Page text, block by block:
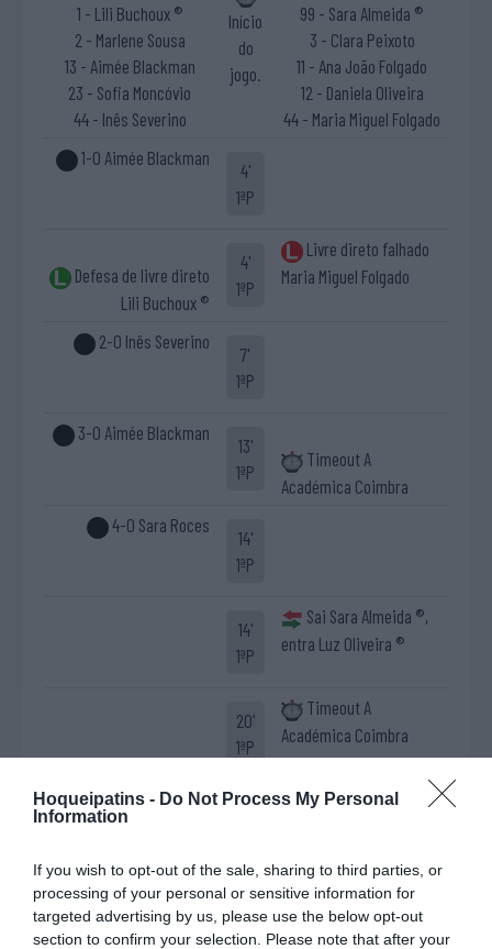
Hoqueipatins - Do Not Process My Personal
Information
If you wish to opt-out of the sale, sharing to third parties, or
processing of your personal or sensitive information for
targeted advertising by us, please use the below opt-out
section to confirm your selection. Please note that after your
1 - Lili Buchoux ®
2 - Marlene Sousa
13 - Aimée Blackman
23 - Sofia Moncóvio
44 - Inês Severino
Início
do
jogo.
99 - Sara Almeida ®
3 - Clara Peixoto
11 - Ana João Folgado
12 - Daniela Oliveira
44 - Maria Miguel Folgado
1-0 Aimée Blackman
4'
1ªP
Defesa de livre direto
Lili Buchoux ®
4'
1ªP
Livre direto falhado
Maria Miguel Folgado
2-0 Inês Severino
7'
1ªP
3-0 Aimée Blackman
13'
1ªP
Timeout A
Académica Coimbra
4-0 Sara Roces
14'
1ªP
14'
1ªP
Sai Sara Almeida ®,
entra Luz Oliveira ®
20'
1ªP
Timeout A
Académica Coimbra
5-0 Raquel Santos
21'
6-0 Maria Sofia Silva
21'
1ªP